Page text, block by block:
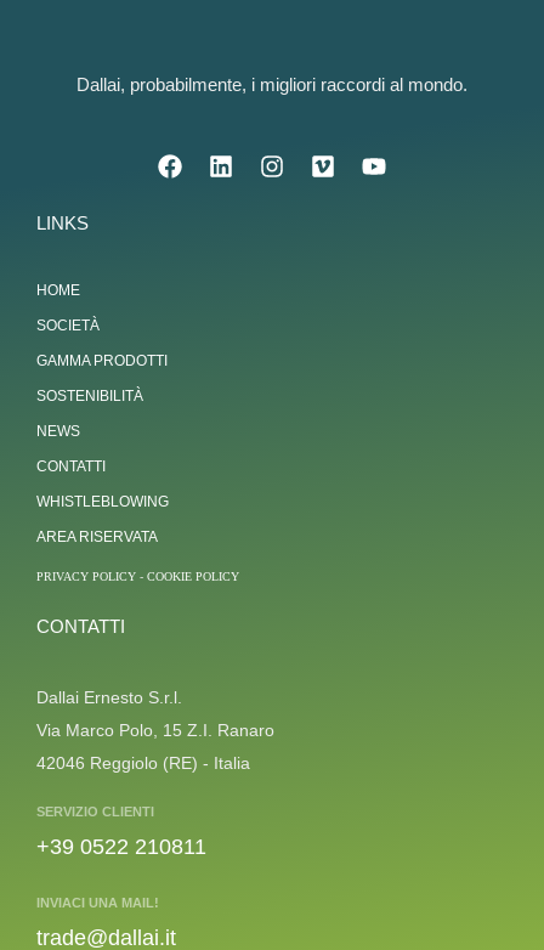
Dallai, probabilmente, i migliori raccordi al mondo.
LINKS
HOME
SOCIETÀ
GAMMA PRODOTTI
SOSTENIBILITÀ
NEWS
CONTATTI
WHISTLEBLOWING
AREA RISERVATA
PRIVACY POLICY - COOKIE POLICY
CONTATTI
Dallai Ernesto S.r.l.
Via Marco Polo, 15 Z.I. Ranaro
42046 Reggiolo (RE) - Italia
SERVIZIO CLIENTI
+39 0522 210811
INVIACI UNA MAIL!
trade@dallai.it